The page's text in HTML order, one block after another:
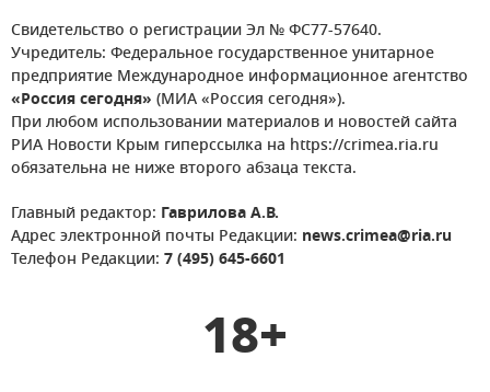
Свидетельство о регистрации Эл № ФС77-57640.
Учредитель: Федеральное государственное унитарное
предприятие Международное информационное агентство
«Россия сегодня» (МИА «Россия сегодня»).
При любом использовании материалов и новостей сайта
РИА Новости Крым гиперссылка на https://crimea.ria.ru
обязательна не ниже второго абзаца текста.
Главный редактор: Гаврилова А.В.
Адрес электронной почты Редакции: news.crimea@ria.ru
Телефон Редакции: 7 (495) 645-6601
18+